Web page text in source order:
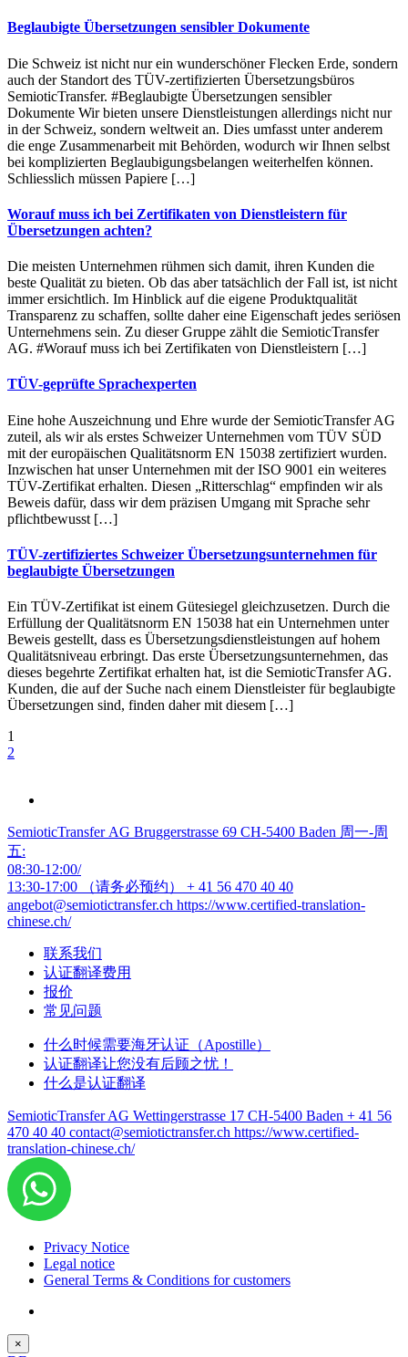
Beglaubigte Übersetzungen sensibler Dokumente
Die Schweiz ist nicht nur ein wunderschöner Flecken Erde, sondern
auch der Standort des TÜV-zertifizierten Übersetzungsbüros
SemioticTransfer. #Beglaubigte Übersetzungen sensibler
Dokumente Wir bieten unsere Dienstleistungen allerdings nicht nur
in der Schweiz, sondern weltweit an. Dies umfasst unter anderem
die enge Zusammenarbeit mit Behörden, wodurch wir Ihnen selbst
bei komplizierten Beglaubigungsbelangen weiterhelfen können.
Schliesslich müssen Papiere […]
Worauf muss ich bei Zertifikaten von Dienstleistern für
Übersetzungen achten?
Die meisten Unternehmen rühmen sich damit, ihren Kunden die
beste Qualität zu bieten. Ob das aber tatsächlich der Fall ist, ist nicht
immer ersichtlich. Im Hinblick auf die eigene Produktqualität
Transparenz zu schaffen, sollte daher eine Eigenschaft jedes seriösen
Unternehmens sein. Zu dieser Gruppe zählt die SemioticTransfer
AG. #Worauf muss ich bei Zertifikaten von Dienstleistern […]
TÜV-geprüfte Sprachexperten
Eine hohe Auszeichnung und Ehre wurde der SemioticTransfer AG
zuteil, als wir als erstes Schweizer Unternehmen vom TÜV SÜD
mit der europäischen Qualitätsnorm EN 15038 zertifiziert wurden.
Inzwischen hat unser Unternehmen mit der ISO 9001 ein weiteres
TÜV-Zertifikat erhalten. Diesen „Ritterschlag“ empfinden wir als
Beweis dafür, dass wir dem präzisen Umgang mit Sprache sehr
pflichtbewusst […]
TÜV-zertifiziertes Schweizer Übersetzungsunternehmen für
beglaubigte Übersetzungen
Ein TÜV-Zertifikat ist einem Gütesiegel gleichzusetzen. Durch die
Erfüllung der Qualitätsnorm EN 15038 hat ein Unternehmen unter
Beweis gestellt, dass es Übersetzungsdienstleistungen auf hohem
Qualitätsniveau erbringt. Das erste Übersetzungsunternehmen, das
dieses begehrte Zertifikat erhalten hat, ist die SemioticTransfer AG.
Kunden, die auf der Suche nach einem Dienstleister für beglaubigte
Übersetzungen sind, finden daher mit diesem […]
1
2
SemioticTransfer AG Bruggerstrasse 69 CH-5400 Baden 周一-周
五:
08:30-12:00/
13:30-17:00 （请务必预约） + 41 56 470 40 40
angebot@semiotictransfer.ch https://www.certified-translation-
chinese.ch/
联系我们
认证翻译费用
报价
常见问题
什么时候需要海牙认证（Apostille）
认证翻译让您没有后顾之忧！
什么是认证翻译
SemioticTransfer AG Wettingerstrasse 17 CH-5400 Baden + 41 56
470 40 40 contact@semiotictransfer.ch https://www.certified-
translation-chinese.ch/
Privacy Notice
Legal notice
General Terms & Conditions for customers
×